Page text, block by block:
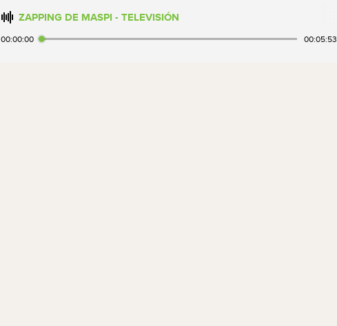
ZAPPING DE MASPI - TELEVISIÓN
00:00:00 00:05:53